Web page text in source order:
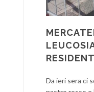
Da ieri sera ci